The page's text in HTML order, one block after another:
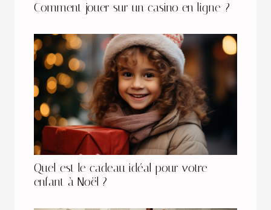
Comment jouer sur un casino en ligne ?
Quel est le cadeau idéal pour votre
enfant à Noël ?